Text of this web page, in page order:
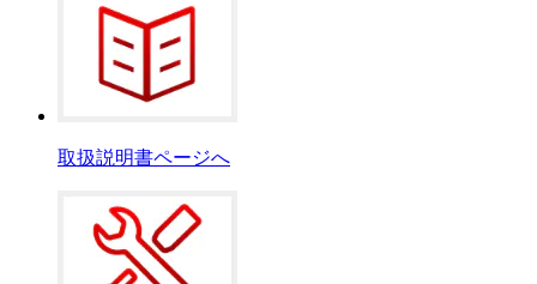
取扱説明書ページへ